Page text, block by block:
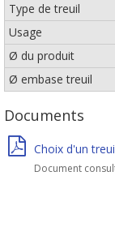
Type de treuil
Usage
Ø du produit
Ø embase treuil
Documents
Choix d'un
Document